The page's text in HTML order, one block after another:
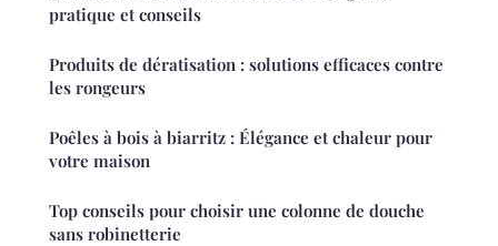
pratique et conseils
Produits de dératisation : solutions efficaces contre
les rongeurs
Poêles à bois à biarritz : Élégance et chaleur pour
votre maison
Top conseils pour choisir une colonne de douche
sans robinetterie